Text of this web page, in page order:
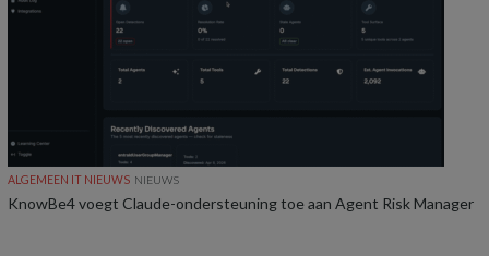
ALGEMEEN IT NIEUWS NIEUWS
KnowBe4 voegt Claude-ondersteuning toe aan Agent Risk Manager